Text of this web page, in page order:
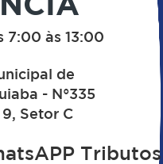
7:00 às 13:00
de
- N°335
Setor C
Tributos